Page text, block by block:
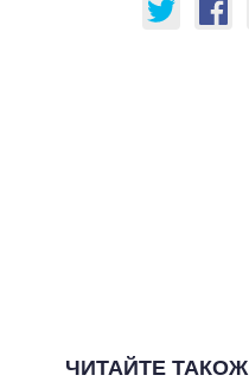
ЧИТАЙТЕ ТАКОЖ